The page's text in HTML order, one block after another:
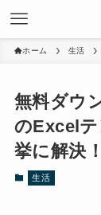
ホーム 生活
無料ダウ
のExcel
挙に解決！
生活